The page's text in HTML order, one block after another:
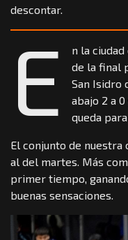
descontar.
E
n la
de la final
San Isidro
abajo 2 a
queda
El conjunto de nuestra
al del martes. Más
primer tiempo,
buenas sensaciones.